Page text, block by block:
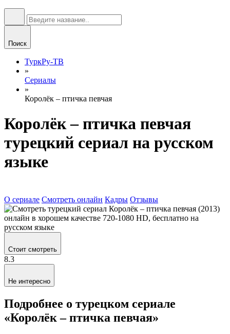
Поиск
ТуркРу-ТВ
»
Сериалы
»
Королёк – птичка певчая
Королёк – птичка певчая
турецкий сериал на русском
языке
О сериале Смотреть онлайн Кадры Отзывы
Стоит смотреть
8.3
Не интересно
Подробнее о турецком сериале
«Королёк – птичка певчая»